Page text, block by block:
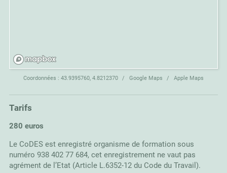
Coordonnées : 43.9395760, 4.8212370 Google Maps Apple Maps
Tarifs
280 euros
Le CoDES est enregistré organisme de formation sous
numéro 938 402 77 684, cet enregistrement ne vaut pas
agrément de l’Etat (Article L.6352-12 du Code du Travail).